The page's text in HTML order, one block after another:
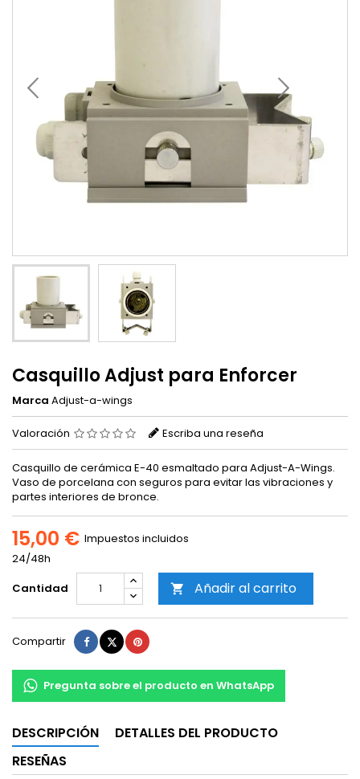
Casquillo Adjust para Enforcer
Marca Adjust-a-wings
Valoración Escriba una reseña
Casquillo de cerámica E-40 esmaltado para Adjust-A-Wings.
Vaso de porcelana con seguros para evitar las vibraciones y
partes interiores de bronce.
15,00 € Impuestos incluidos
24/48h
Cantidad
 Añadir al carrito
Compartir Compartir
TuitearPinterest
Pregunta sobre el producto en WhatsApp
DESCRIPCIÓN
DETALLES DEL PRODUCTO
RESEÑAS